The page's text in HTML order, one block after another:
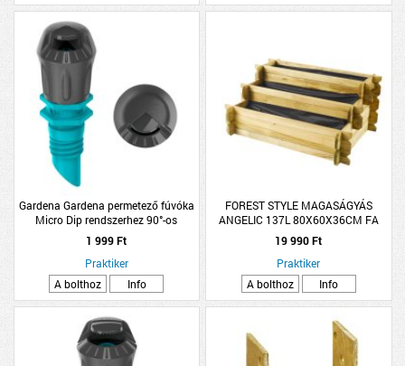
Gardena Gardena permetező fúvóka
Micro Dip rendszerhez 90°-os
1 999 Ft
Praktiker
A bolthoz
Info
FOREST STYLE MAGASÁGYÁS
ANGELIC 137L 80X60X36CM FA
19 990 Ft
Praktiker
A bolthoz
Info